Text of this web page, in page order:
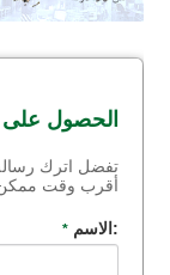
الحصول
تفضل اترك
أقرب وقت
:الاسم*